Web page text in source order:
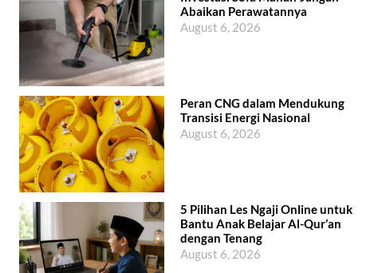
Abaikan Perawatannya
August 6, 2026
Peran CNG dalam Mendukung
Transisi Energi Nasional
August 6, 2026
5 Pilihan Les Ngaji Online untuk
Bantu Anak Belajar Al-Qur’an
dengan Tenang
August 6, 2026